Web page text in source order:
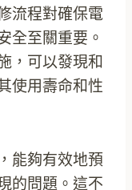
流程對確保電
全至關重要。
，可以發現和
使用壽命和性
能夠有效地預
的問題。這不